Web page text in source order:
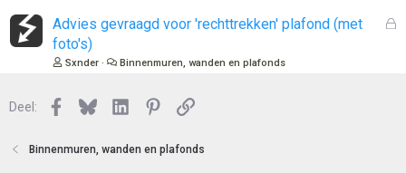
oG
Advies gevraagd voor 'rechttrekken' plafond (met
foto's)
Sxnder Binnenmuren, wanden en plafonds
Deel: Facebook
BlueskyLinkedInPinterest
Link
Binnenmuren, wanden en plafonds